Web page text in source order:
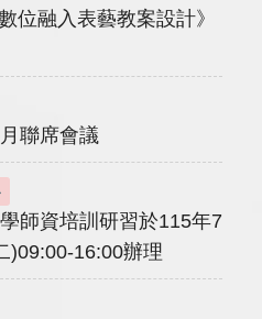
位融入表藝教案設計》
聯席會議
師資培訓研習於115年7
)09:00-16:00辦理